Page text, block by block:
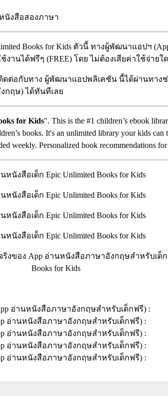
นังสือสองภาษา
Books for Kids ตัวนี้ ทางผู้พัฒนาแอปฯ
านได้ฟรีๆ (FREE) โดย ไม่ต้องเสียค่าใช้จ่ายใ
ต่อกับทาง ผู้พัฒนาแอปพลิเคชัน นี้ได้ผ่านทางช่
งกฤษ) ได้ทันทีเลย
for Kids". This is the #1 children’s ebook
books. It's an unlimited library your kids can
weekly. Personalized book recommendations
ริงของ App อ่านหนังสือภาษาอังกฤษสำหรับเด็ก
Books for Kids